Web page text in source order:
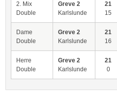
2. Mix
Double
Greve 2
Karlslunde
21
15
Dame
Double
Greve 2
Karlslunde
21
16
Herre
Double
Greve 2
Karlslunde
21
0